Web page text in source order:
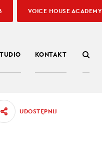
KONTAKT
VOICE HOUSE ACADEMY
UDOSTĘPNIJ